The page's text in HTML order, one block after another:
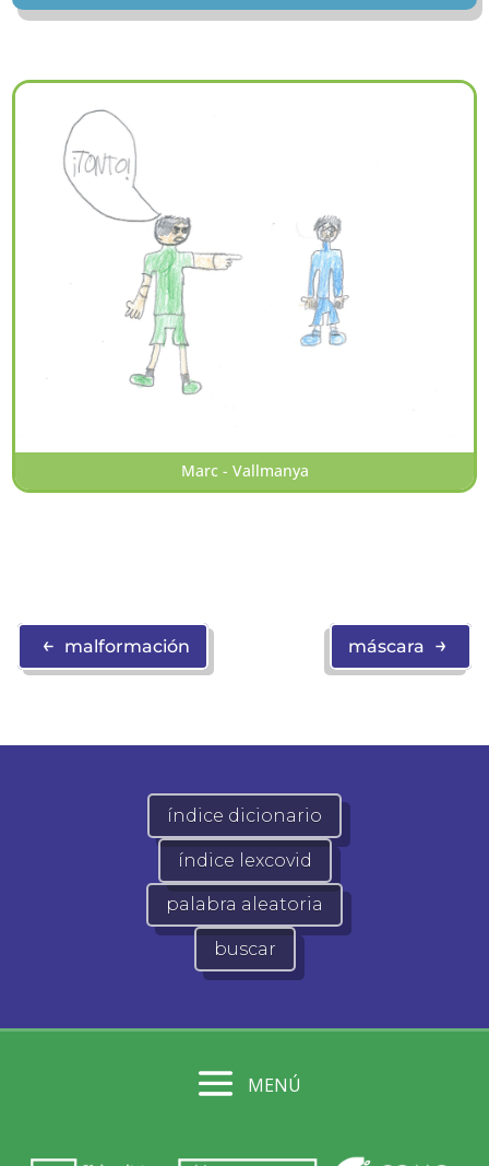
audio
Marc - Vallmanya
← malformación máscara →
índice dicionario
índice lexcovid
palabra aleatoria
buscar
MENÚ